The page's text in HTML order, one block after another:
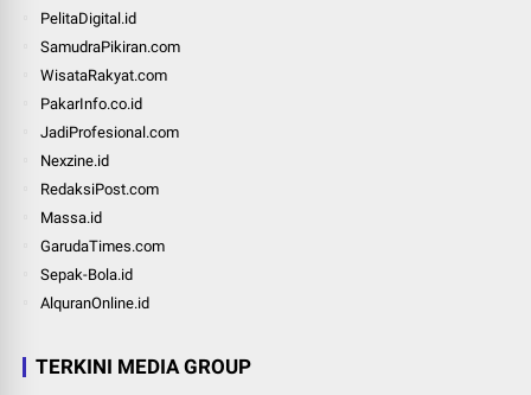
PelitaDigital.id
SamudraPikiran.com
WisataRakyat.com
PakarInfo.co.id
JadiProfesional.com
Nexzine.id
RedaksiPost.com
Massa.id
GarudaTimes.com
Sepak-Bola.id
AlquranOnline.id
TERKINI MEDIA GROUP